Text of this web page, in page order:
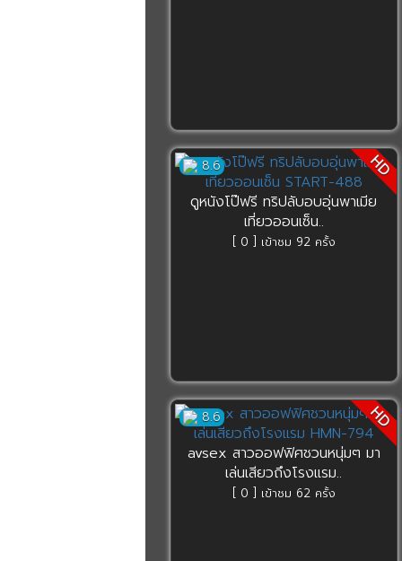
8.6 HD
ดูหนังโป๊ฟรี ทริปลับอบอุ่นพาเมีย
เที่ยวออนเซ็น..
[ 0 ] เข้าชม 92 ครั้ง
8.6 HD
avsex สาวออฟฟิศชวนหนุ่มๆ มา
เล่นเสียวถึงโรงแรม..
[ 0 ] เข้าชม 62 ครั้ง